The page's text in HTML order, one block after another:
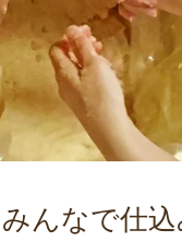
んなで仕